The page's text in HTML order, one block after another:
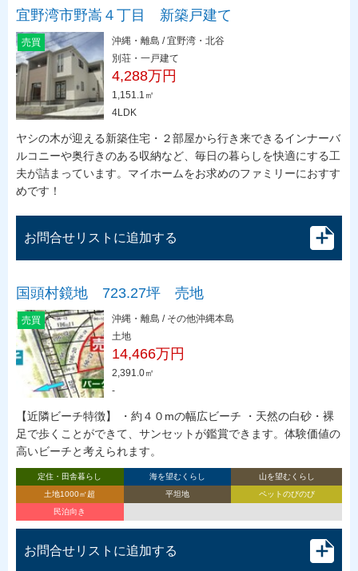
宜野湾市野嵩４丁目 新築戸建て
売買
沖縄・離島 / 宜野湾・北谷
別荘・一戸建て
4,288万円
1,151.1㎡
4LDK
ヤシの木が迎える新築住宅・２部屋から行き来できるインナーバ
ルコニーや奥行きのある収納など、毎日の暮らしを快適にする工
夫が詰まっています。マイホームをお求めのファミリーにおすす
めです！
お問合せリストに追加する
国頭村鏡地 723.27坪 売地
売買
沖縄・離島 / その他沖縄本島
土地
14,466万円
2,391.0㎡
-
【近隣ビーチ特徴】 ・約４０mの幅広ビーチ ・天然の白砂・裸
足で歩くことができて、サンセットが鑑賞できます。体験価値の
高いビーチと考えられます。
定住・田舎暮らし 海を望むくらし
山を望むくらし
土地1000㎡超
平坦地
ペットのびのび
民泊向き
お問合せリストに追加する